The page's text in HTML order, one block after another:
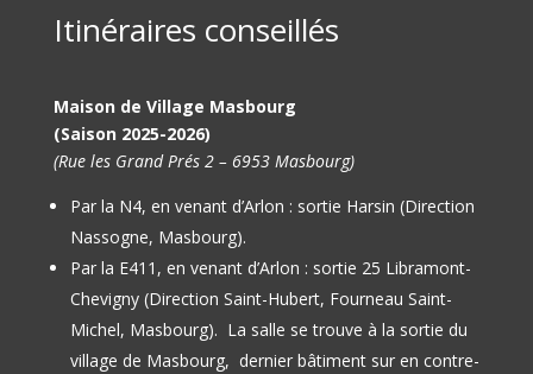
Itinéraires conseillés
Maison de Village Masbourg
(Saison 2025-2026)
(Rue les Grand Prés 2 – 6953 Masbourg)
Par la N4, en venant d’Arlon : sortie Harsin (Direction
Nassogne, Masbourg).
Par la E411, en venant d’Arlon : sortie 25 Libramont-
Chevigny (Direction Saint-Hubert, Fourneau Saint-
Michel, Masbourg). La salle se trouve à la sortie du
village de Masbourg, dernier bâtiment sur en contre-